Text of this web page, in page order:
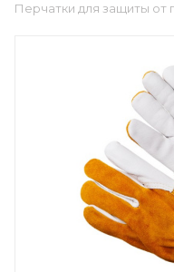
Перчатки для защиты